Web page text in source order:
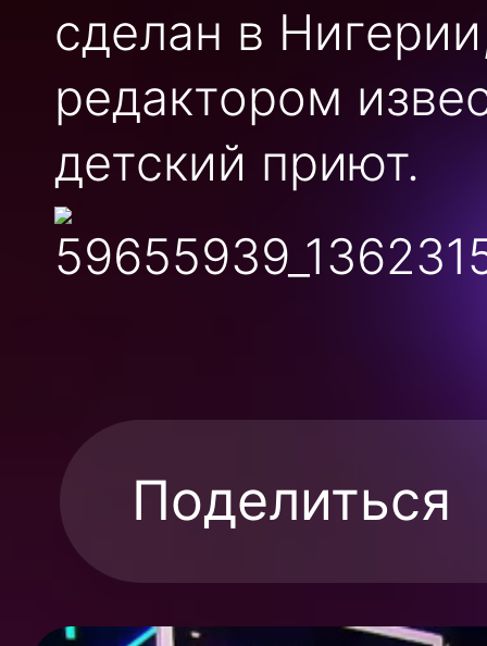
сделан в
редактором
детский приют.
Поделиться